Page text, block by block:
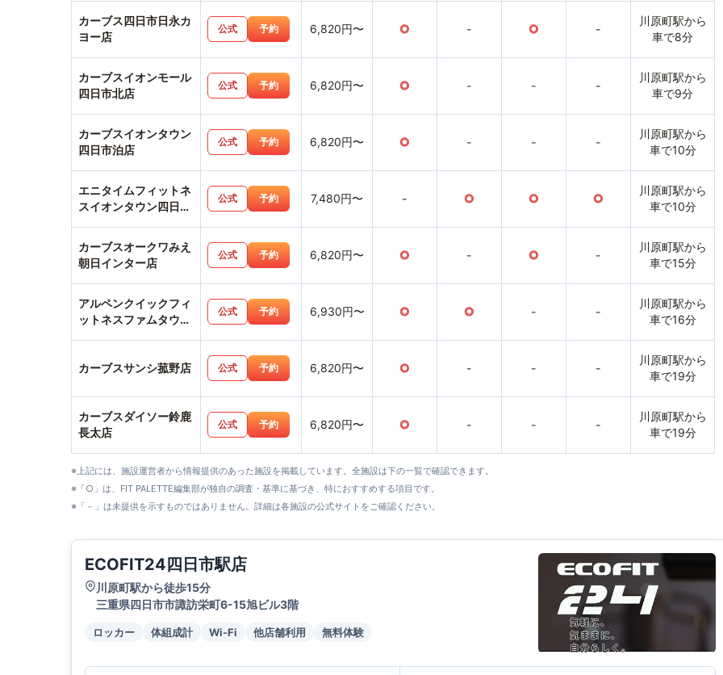
カーブス四日市日永カ
ヨー店
公式 予約 6,820円〜 ○ - ○ -
川原町駅から
車で8分
カーブスイオンモール
四日市北店
公式 予約 6,820円〜 ○ - - -
川原町駅から
車で9分
カーブスイオンタウン
四日市泊店
公式 予約 6,820円〜 ○ - - -
川原町駅から
車で10分
エニタイムフィットネ
スイオンタウン四日市
公式 予約 7,480円〜 - ○ ○ ○
川原町駅から
車で10分
カーブスオークワみえ
朝日インター店
公式 予約 6,820円〜 ○ - ○ -
川原町駅から
車で15分
アルペンクイックフィ
ットネスファムタウン
公式 予約 6,930円〜 ○ ○ - -
川原町駅から
車で16分
カーブスサンシ菰野店 公式 予約 6,820円〜 ○ - - -
川原町駅から
車で19分
カーブスダイソー鈴鹿
長太店
公式 予約 6,820円〜 ○ - - -
川原町駅から
車で19分
※上記には、施設運営者から情報提供のあった施設を掲載しています。全施設は下の一覧で確認できます。
※「○」は、FIT PALETTE編集部が独自の調査・基準に基づき、特におすすめする項目です。
※「－」は未提供を示すものではありません。詳細は各施設の公式サイトをご確認ください。
ECOFIT24四日市駅店
川原町駅から徒歩15分
三重県四日市市諏訪栄町6-15旭ビル3階
ロッカー 体組成計 Wi-Fi 他店舗利用 無料体験